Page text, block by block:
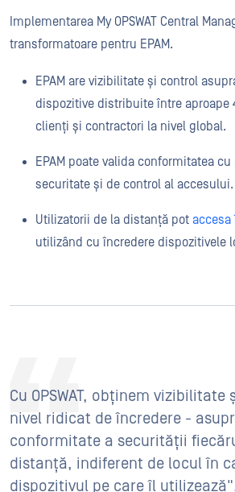
Implementarea My OPSWAT Central
transformatoare pentru EPAM.
EPAM are vizibilitate și control
dispozitive distribuite între aproape
clienți și contractori la nivel global.
EPAM poate valida conformitatea
securitate și de control al accesului.
Utilizatorii de la distanță pot
utilizând cu încredere dispozitivele
Cu OPSWAT, obținem
nivel ridicat de încredere -
conformitate a securității
distanță, indiferent de locul în
dispozitivul pe care îl